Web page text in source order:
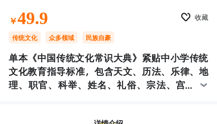
￥49.9 收藏
传统文化 众多领域 民族自豪
单本《中国传统文化常识大典》紧贴中小学传统
文化教育指导标准，包含天文、历法、乐律、地
理、职官、科举、姓名、礼俗、宗法、宫